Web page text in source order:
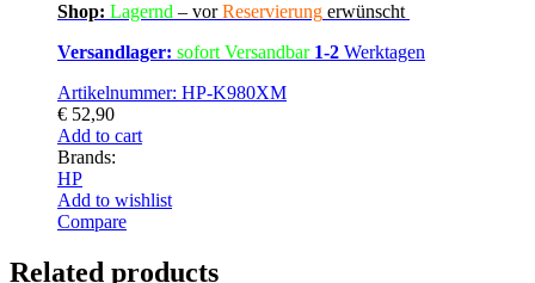
Shop: Lagernd – vorReservierung erwünscht
Versandlager: sofort Versandbar 1-2 Werktagen
Artikelnummer: HP-K980XM
€ 52,90
Add to cart
Brands:
HP
Add to wishlist
Compare
Related products